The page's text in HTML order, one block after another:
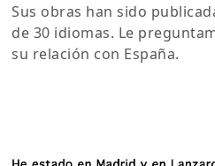
Sus obras han sido
de 30 idiomas. Le
su relación con España.